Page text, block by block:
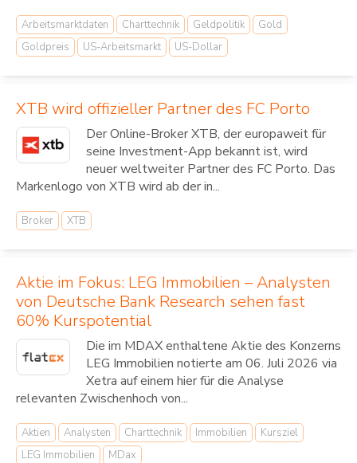
Arbeitsmarktdaten Charttechnik Geldpolitik
Gold
Goldpreis
US-Arbeitsmarkt US-Dollar
XTB wird offizieller Partner des FC Porto
Der Online-Broker XTB, der europaweit für
seine Investment-App bekannt ist, wird
neuer weltweiter Partner des FC Porto. Das
Markenlogo von XTB wird ab der in...
Broker XTB
Aktie im Fokus: LEG Immobilien – Analysten
von Deutsche Bank Research sehen fast
60% Kurspotential
Die im MDAX enthaltene Aktie des Konzerns
LEG Immobilien notierte am 06. Juli 2026 via
Xetra auf einem hier für die Analyse
relevanten Zwischenhoch von...
Aktien Analysten Charttechnik Immobilien
Kursziel
LEG Immobilien
MDax